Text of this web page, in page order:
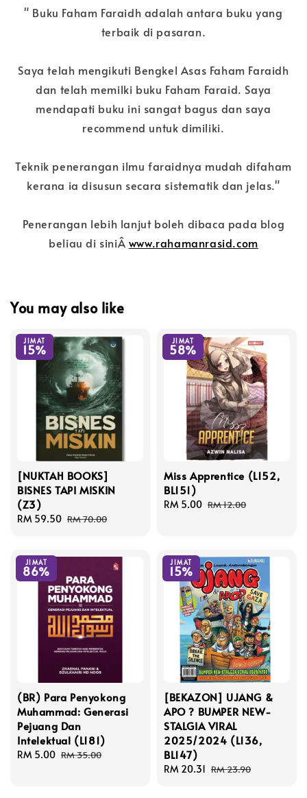
" Buku Faham Faraidh adalah antara buku yang
terbaik di pasaran.
Saya telah mengikuti Bengkel Asas Faham Faraidh
dan telah memilki buku Faham Faraid. Saya
mendapati buku ini sangat bagus dan saya
recommend untuk dimiliki.
Teknik penerangan ilmu faraidnya mudah difaham
kerana ia disusun secara sistematik dan jelas."
Penerangan lebih lanjut boleh dibaca pada blog
beliau di siniÂ www.rahamanrasid.com
You may also like
JIMAT
15%
[NUKTAH BOOKS]
BISNES TAPI MISKIN
(Z3)
Sale
RM 59.50 Regular
RM 70.00
JIMAT
58%
Miss Apprentice (L152,
BL151)
Sale
RM 5.00 Regular
RM 12.00
JIMAT
86%
(BR) Para Penyokong
Muhammad: Generasi
Pejuang Dan
Intelektual (L181)
Sale
RM 5.00 Regular
RM 35.00
JIMAT
15%
[BEKAZON] UJANG &
APO ? BUMPER NEW-
STALGIA VIRAL
2025/2024 (L136,
BL147)
Sale
RM 20.31 Regular
RM 23.90